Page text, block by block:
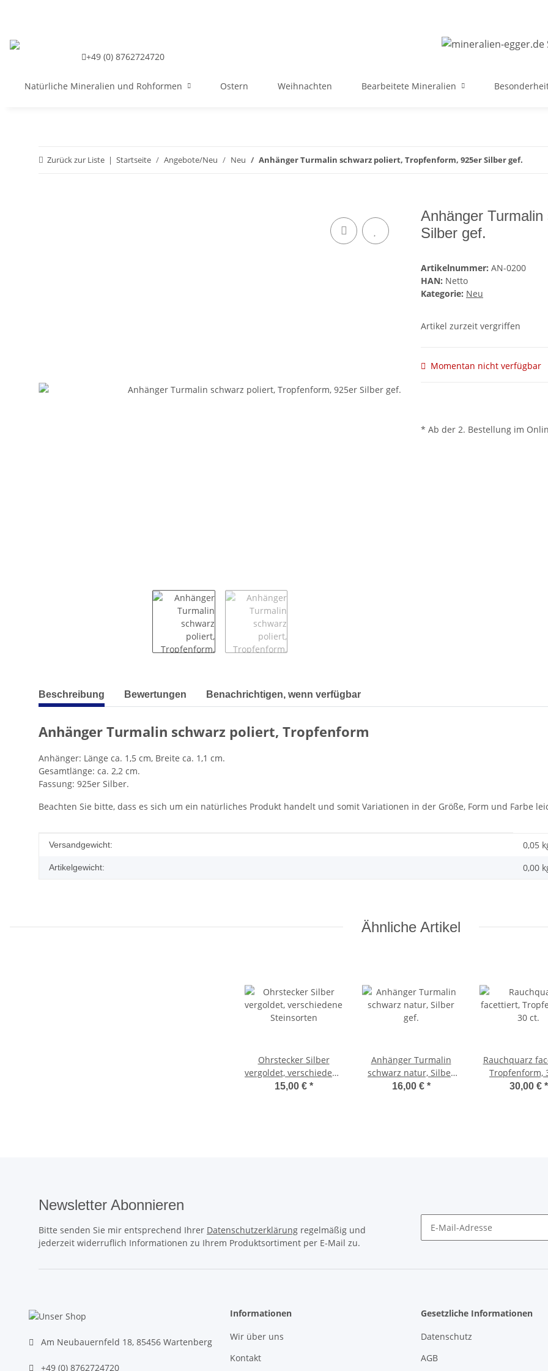
+49 (0) 8762724720
Natürliche Mineralien und Rohformen Ostern Weihnachten Bearbeitete Mineralien
Zurück zur Liste Startseite Angebote/Neu Neu Anhänger Turmalin schwarz poliert, Tropfenform, 925er Silber gef.
Anhänger
Silber gef.
Artikelnummer: AN-0200
HAN: Netto
Kategorie: Neu
Artikel zurzeit vergriffen
Momentan nicht verfügbar
* Ab der 2. Bestellung im
weitere Registerkarten anzeigen
Beschreibung Bewertungen Benachrichtigen, wenn verfügbar
Anhänger Turmalin schwarz poliert, Tropfenform
Anhänger: Länge ca. 1,5 cm, Breite ca. 1,1 cm.
Gesamtlänge: ca. 2,2 cm.
Fassung: 925er Silber.
Beachten Sie bitte, dass es sich um ein natürliches Produkt handelt und somit Variationen in der Größe, Form und Farbe
Produkteigenschaft
Wert
Versandgewicht: 0,05
Artikelgewicht: 0,00
Ähnliche Artikel
Ohrstecker Silber
vergoldet, verschiedene
Steinsorten
15,00 € *
Anhänger Turmalin
schwarz natur, Silber
gef.
16,00 € *
Rauchquarz
Tropfenform,
30,00 € *
Newsletter Abonnieren
Bitte senden Sie mir entsprechend Ihrer Datenschutzerklärung regelmäßig und
jederzeit widerruflich Informationen zu Ihrem Produktsortiment per E-Mail zu.
Am Neubauernfeld 18, 85456 Wartenberg
+49 (0) 8762724720
Informationen
Wir über uns
Kontakt
Gesetzliche Informationen
Datenschutz
AGB